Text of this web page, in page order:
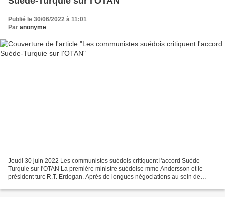
Publié le 30/06/2022 à 11:01
Par anonyme
Jeudi 30 juin 2022 Les communistes suédois critiquent l'accord Suède-
Turquie sur l'OTAN La première ministre suédoise mme Andersson et le
président turc R.T. Erdogan. Après de longues négociations au sein de